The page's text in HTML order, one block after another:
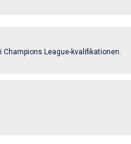
Champions League-kvalifikationen.